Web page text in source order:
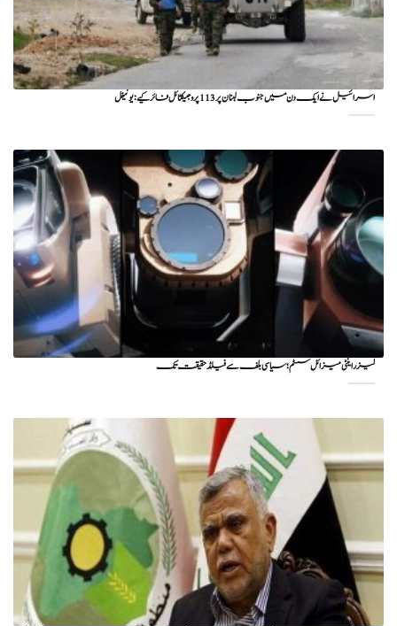
اسرائیل نے ایک دن میں جنوب لبنان پر 113 پروجیکٹائل فائر کیے: یونیفل
لیزر اینٹی میزائل سسٹم؛ سیاسی بلف سے فیلڈ حقیقت تک